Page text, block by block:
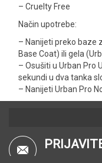
– Cruelty Free
Način upotrebe:
– Nanijeti preko baze
Base Coat) ili gela
– Osušiti u Urban Pro
sekundi u dva tanka
– Nanijeti Urban Pro